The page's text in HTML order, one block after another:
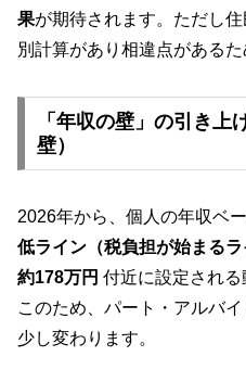
果が期待されます。ただし
別計算があり相違点があるた
「年収の壁」の引き上
壁）
2026年から、個人の年収ベ
低ライン（税負担が始まる
約178万円 付近に設定される
このため、パート・アルバ
少し変わります。